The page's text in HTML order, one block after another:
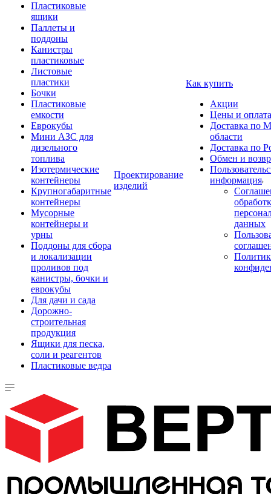
Пластиковые
ящики
Паллеты и
поддоны
Канистры
пластиковые
Листовые
пластики
Бочки
Пластиковые
емкости
Еврокубы
Мини АЗС для
дизельного
топлива
Изотермические
контейнеры
Крупногабаритные
контейнеры
Мусорные
контейнеры и
урны
Поддоны для сбора
и локализации
проливов под
канистры, бочки и
еврокубы
Для дачи и сада
Дорожно-
строительная
продукция
Ящики для песка,
соли и реагентов
Пластиковые ведра
Проектирование
изделий
Как купить
Акции
Цены и оплата
Доставка по
области
Доставка по
Обмен и
информация
данных